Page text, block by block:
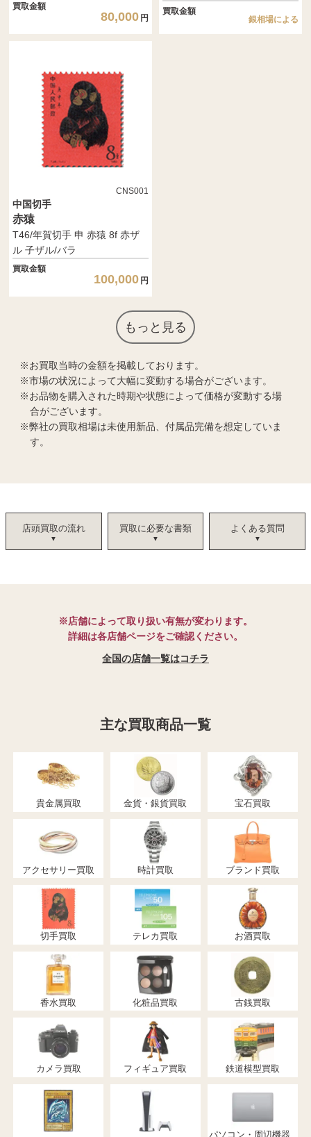
買取金額
80,000 円
買取金額
銀相場による
CNS001
中国切手
赤猿
T46/年賀切手 申 赤猿 8f 赤ザ
ル 子ザル/バラ
買取金額
100,000 円
もっと見る
お買取当時の金額を掲載しております。
市場の状況によって大幅に変動する場合がございます。
お品物を購入された時期や状態によって価格が変動する場
合がございます。
弊社の買取相場は未使用新品、付属品完備を想定していま
す。
店頭買取の流れ 買取に必要な書類 よくある質問
※店舗によって取り扱い有無が変わります。
詳細は各店舗ページをご確認ください。
全国の店舗一覧はコチラ
主な買取商品一覧
貴金属買取 金貨・銀貨買取 宝石買取
アクセサリー買取 時計買取 ブランド買取
切手買取 テレカ買取 お酒買取
香水買取 化粧品買取 古銭買取
カメラ買取 フィギュア買取 鉄道模型買取
パソコン・周辺機器